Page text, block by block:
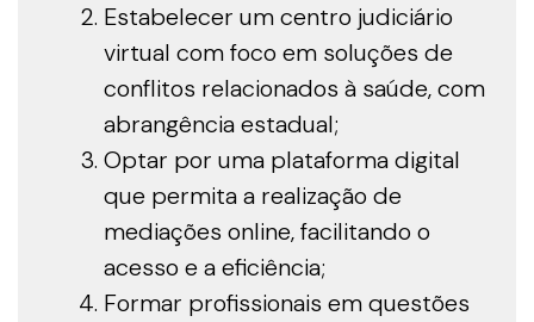
Estabelecer um centro judiciário
virtual com foco em soluções de
conflitos relacionados à saúde, com
abrangência estadual;
Optar por uma plataforma digital
que permita a realização de
mediações online, facilitando o
acesso e a eficiência;
Formar profissionais em questões